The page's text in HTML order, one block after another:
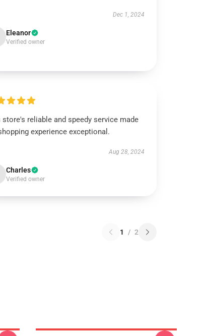
Dec 1, 2024
Eleanor
Verified owner
store's reliable and speedy service made
experience exceptional.
Aug 28, 2024
Charles
Verified owner
1 / 2